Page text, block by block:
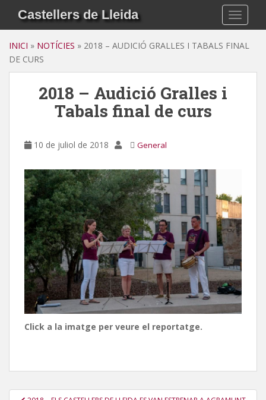
i
Castellers de Lleida
INICI » NOTÍCIES » 2018 – AUDICIÓ GRALLES I TABALS FINAL
DE CURS
2018 – Audició Gralles i
Tabals final de curs
10 de juliol de 2018 General
Click a la imatge per veure el reportatge.